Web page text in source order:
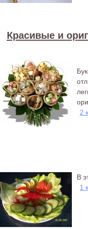
Красивые и
2
В
1